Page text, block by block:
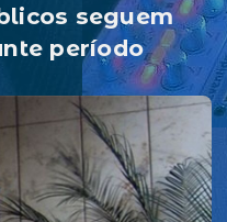
seguem
período